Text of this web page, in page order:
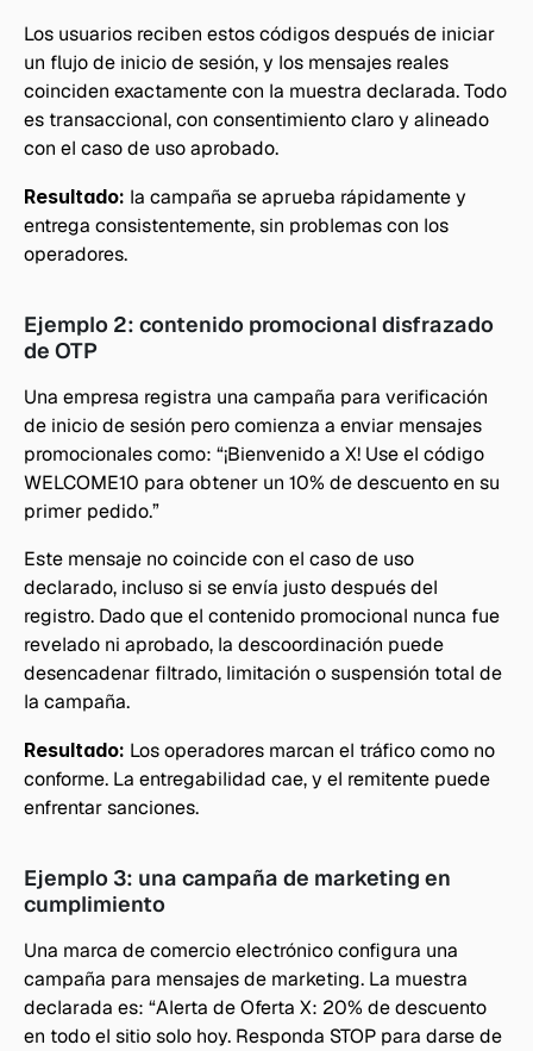
Los usuarios reciben estos códigos después de iniciar
un flujo de inicio de sesión, y los mensajes reales
coinciden exactamente con la muestra declarada. Todo
es transaccional, con consentimiento claro y alineado
con el caso de uso aprobado.
Resultado: la campaña se aprueba rápidamente y
entrega consistentemente, sin problemas con los
operadores.
Ejemplo 2: contenido promocional disfrazado
de OTP
Una empresa registra una campaña para verificación
de inicio de sesión pero comienza a enviar mensajes
promocionales como: “¡Bienvenido a X! Use el código
WELCOME10 para obtener un 10% de descuento en su
primer pedido.”
Este mensaje no coincide con el caso de uso
declarado, incluso si se envía justo después del
registro. Dado que el contenido promocional nunca fue
revelado ni aprobado, la descoordinación puede
desencadenar filtrado, limitación o suspensión total de
la campaña.
Resultado: Los operadores marcan el tráfico como no
conforme. La entregabilidad cae, y el remitente puede
enfrentar sanciones.
Ejemplo 3: una campaña de marketing en
cumplimiento
Una marca de comercio electrónico configura una
campaña para mensajes de marketing. La muestra
declarada es: “Alerta de Oferta X: 20% de descuento
en todo el sitio solo hoy. Responda STOP para darse de